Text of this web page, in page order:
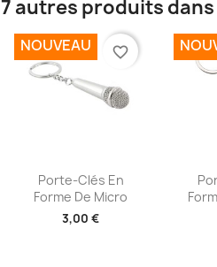
7 autres produits
Aperçu rapide
Porte-Clés En
Forme De Micro
3,00 €
NOUVEAU favorite_border
